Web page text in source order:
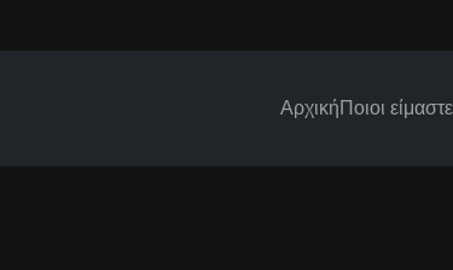
ΑρχικήΠοιοι είμαστε